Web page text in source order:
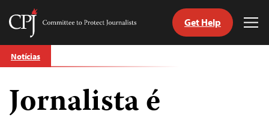
Skip
to
Committee
Journalists
Get Help
Notícias
Jornalista é